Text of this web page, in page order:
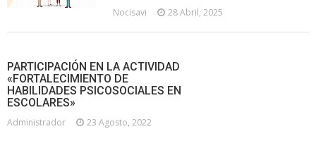
Nocisavi 28 Abril, 2025
PARTICIPACIÓN EN LA ACTIVIDAD
«FORTALECIMIENTO DE
HABILIDADES PSICOSOCIALES EN
ESCOLARES»
Administrador 23 Agosto, 2022